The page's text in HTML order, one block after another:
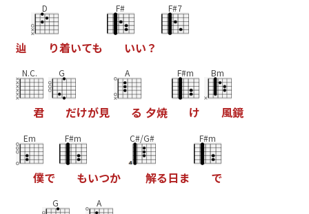
辿
D
り着いても
F#
いい ？
F#7
N.C.
君
G
だけが見
A
る 夕焼
F#m
け
Bm
風鏡
Em
僕で
F#m
もいつか
C#/G#
解る日 ま
F#m
で
G A